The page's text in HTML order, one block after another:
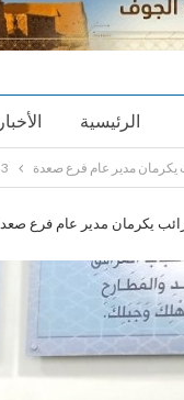
الرئيسية الأخبار
يكرمان مدير عام فرع صعدة 3 الضرائب